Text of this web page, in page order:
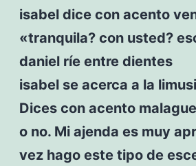
isabel dice con acento
«tranquila? con usted?
daniel ríe entre dientes
isabel se acerca a la
Dices con acento
o no. Mi ajenda es muy
vez hago este tipo de